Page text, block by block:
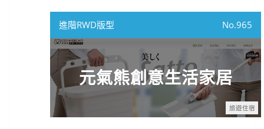
進階RWD版型 965
元氣熊創意生活家居
旅遊住宿